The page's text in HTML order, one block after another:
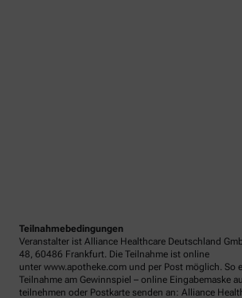
Teilnahmebedingungen
Veranstalter ist Alliance Healthcare Deutschland
48, 60486 Frankfurt. Die Teilnahme ist online
unter www.apotheke.com und per Post möglich. So
Teilnahme am Gewinnspiel – online Eingabemaske
teilnehmen oder Postkarte senden an: Alliance